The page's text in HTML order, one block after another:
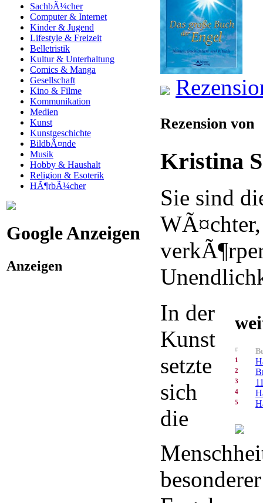
SachbÃ¼cher
Computer & Internet
Kinder & Jugend
Lifestyle & Freizeit
Belletristik
Kultur & Unterhaltung
Comics & Manga
Gesellschaft
Kino & Filme
Kommunikation
Medien
Kunst
Kunstgeschichte
BildbÃ¤nde
Musik
Hobby & Haushalt
Religion & Esoterik
HÃ¶rbÃ¼cher
Google Anzeigen
Anzeigen
Rezension von
Kristina
Sie sind
#
1
2
3
4
5
In der
Kunst
setzte
sich
die